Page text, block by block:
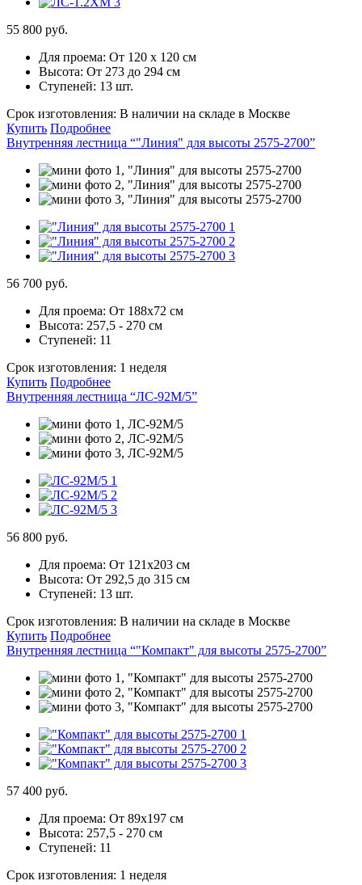
55 800 руб.
Для проема: От 120 х 120 см
Высота: От 273 до 294 см
Ступеней: 13 шт.
Срок изготовления: В наличии на складе в Москве
Купить Подробнее
Внутренняя лестница “"Линия" для высоты 2575-2700”
56 700 руб.
Для проема: От 188х72 см
Высота: 257,5 - 270 см
Ступеней: 11
Срок изготовления: 1 неделя
Купить Подробнее
Внутренняя лестница “ЛС-92М/5”
56 800 руб.
Для проема: От 121х203 см
Высота: От 292,5 до 315 см
Ступеней: 13 шт.
Срок изготовления: В наличии на складе в Москве
Купить Подробнее
Внутренняя лестница “"Компакт" для высоты 2575-2700”
57 400 руб.
Для проема: От 89х197 см
Высота: 257,5 - 270 см
Ступеней: 11
Срок изготовления: 1 неделя